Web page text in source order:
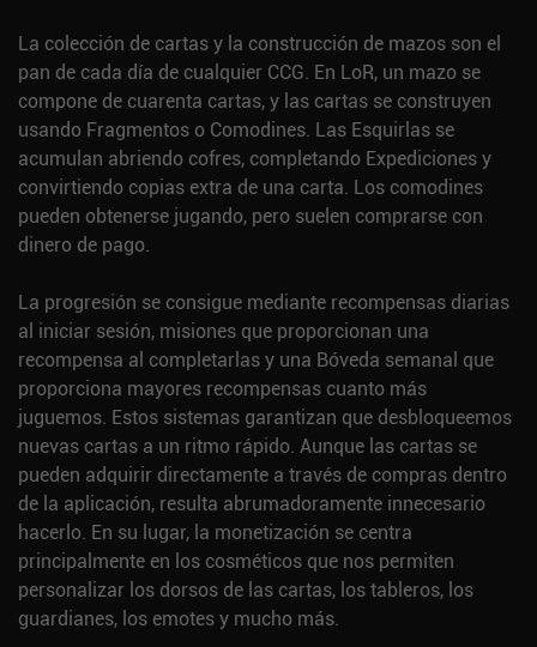
La colección de cartas y la construcción de mazos son el
pan de cada día de cualquier CCG. En LoR, un mazo se
compone de cuarenta cartas, y las cartas se construyen
usando Fragmentos o Comodines. Las Esquirlas se
acumulan abriendo cofres, completando Expediciones y
convirtiendo copias extra de una carta. Los comodines
pueden obtenerse jugando, pero suelen comprarse con
dinero de pago.
La progresión se consigue mediante recompensas diarias
al iniciar sesión, misiones que proporcionan una
recompensa al completarlas y una Bóveda semanal que
proporciona mayores recompensas cuanto más
juguemos. Estos sistemas garantizan que desbloqueemos
nuevas cartas a un ritmo rápido. Aunque las cartas se
pueden adquirir directamente a través de compras dentro
de la aplicación, resulta abrumadoramente innecesario
hacerlo. En su lugar, la monetización se centra
principalmente en los cosméticos que nos permiten
personalizar los dorsos de las cartas, los tableros, los
guardianes, los emotes y mucho más.